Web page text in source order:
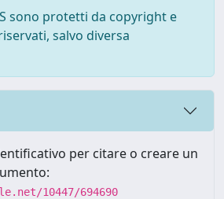
sono protetti da copyright e
salvo diversa
per citare o creare un
10447/694690